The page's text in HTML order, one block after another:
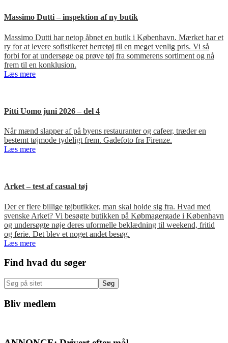
Massimo Dutti – inspektion af ny butik
Massimo Dutti har netop åbnet en butik i København. Mærket har et
ry for at levere sofistikeret herretøj til en meget venlig pris. Vi så
forbi for at undersøge og prøve tøj fra sommerens sortiment og nå
frem til en konklusion.
Læs mere
Pitti Uomo juni 2026 – del 4
Når mænd slapper af på byens restauranter og cafeer, træder en
bestemt tøjmode tydeligt frem. Gadefoto fra Firenze.
Læs mere
Arket – test af casual tøj
Der er flere billige tøjbutikker, man skal holde sig fra. Hvad med
svenske Arket? Vi besøgte butikken på Købmagergade i København
og undersøgte nøje deres uformelle beklædning til weekend, fritid
og ferie. Det blev et noget andet besøg.
Læs mere
Primær
Sidebar
Find hvad du søger
Søg
på
sitet
Bliv medlem